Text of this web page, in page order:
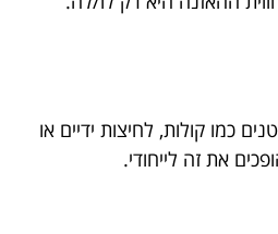
כמו קולות, לחיצות ידיים או
את זה לייחודי.